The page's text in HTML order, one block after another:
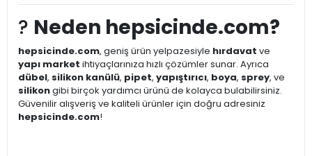
? Neden hepsicinde.com?
hepsicinde.com, geniş ürün yelpazesiyle hırdavat ve
yapı market ihtiyaçlarınıza hızlı çözümler sunar. Ayrıca
dübel, silikon kanülü, pipet, yapıştırıcı, boya, sprey, ve
silikongibi birçok yardımcı ürünü de kolayca bulabilirsiniz.
Güvenilir alışveriş ve kaliteli ürünler için doğru adresiniz
hepsicinde.com!